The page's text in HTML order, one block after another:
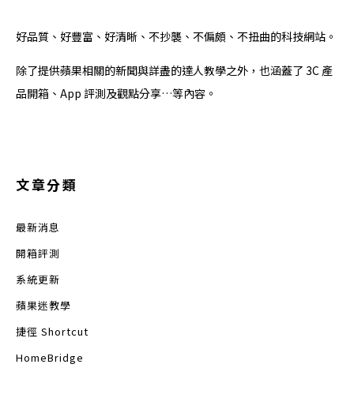
好品質、好豐富、好清晰、不抄襲、不偏頗、不扭曲的科技網站。
除了提供蘋果相關的新聞與詳盡的達人教學之外，也涵蓋了 3C 產
品開箱、App 評測及觀點分享…等內容。
文章分類
最新消息
開箱評測
系統更新
蘋果迷教學
捷徑 Shortcut
HomeBridge